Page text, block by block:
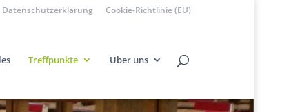
Datenschutzerklärung Cookie-Richtlinie (EU)
Treffpunkte Über uns